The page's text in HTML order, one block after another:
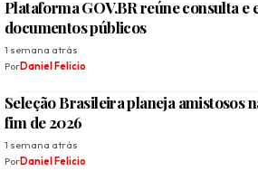
Plataforma GOV.BR reúne consulta e
documentos públicos
1 semana atrás
PorDaniel Felicio
Seleção Brasileira planeja amistosos
fim de 2026
1 semana atrás
PorDaniel Felicio